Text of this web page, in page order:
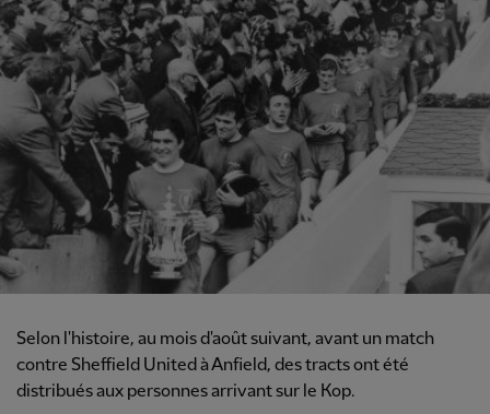
Selon l'histoire, au mois d'août suivant, avant un match
contre Sheffield United à Anfield, des tracts ont été
distribués aux personnes arrivant sur le Kop.